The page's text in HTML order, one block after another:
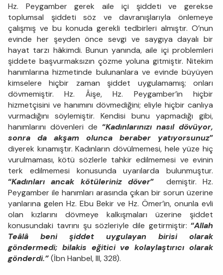
Hz. Peygamber gerek aile içi şiddeti ve gerekse
toplumsal şiddeti söz ve davranışlarıyla önlemeye
çalışmış ve bu konuda gerekli tedbirleri almıştır. O’nun
evinde her şeyden önce sevgi ve saygıya dayalı bir
hayat tarzı hâkimdi. Bunun yanında, aile içi problemleri
şiddete başvurmaksızın çözme yoluna gitmiştir. Nitekim
hanımlarına hizmetinde bulunanlara ve evinde büyüyen
kimselere hiçbir zaman şiddet uygulamamış; onları
dövmemiştir. Hz. Âişe, Hz. Peygamber’in hiçbir
hizmetçisini ve hanımını dövmediğini; eliyle hiçbir canlıya
vurmadığını söylemiştir. Kendisi bunu yapmadığı gibi,
hanımlarını dövenleri de “Kadınlarınızı nasıl dövüyor,
sonra da akşam olunca beraber yatıyorsunuz”
diyerek kınamıştır. Kadınların dövülmemesi, hele yüze hiç
vurulmaması, kötü sözlerle tahkir edilmemesi ve evinin
terk edilmemesi konusunda uyarılarda bulunmuştur.
“Kadınları ancak kötüleriniz döver” demiştir. Hz.
Peygamber ile hanımları arasında çıkan bir sorun üzerine
yanlarına gelen Hz. Ebu Bekir ve Hz. Ömer’in, onunla evli
olan kızlarını dövmeye kalkışmaları üzerine şiddet
konusundaki tavrını şu sözleriyle dile getirmiştir: “Allah
Teâlâ beni şiddet uygulayan birisi olarak
göndermedi; bilakis eğitici ve kolaylaştırıcı olarak
gönderdi.”(İbn Hanbel, III, 328).